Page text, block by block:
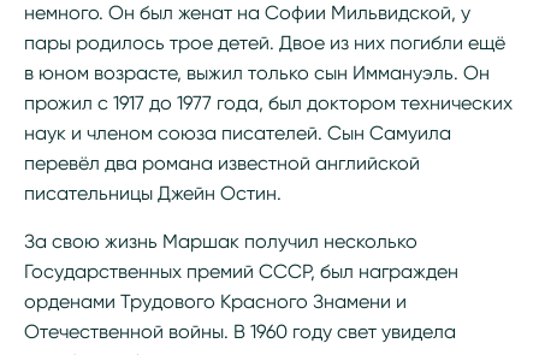
немного. Он был женат на Софии Мильвидской, у
пары родилось трое детей. Двое из них погибли ещё
в юном возрасте, выжил только сын Иммануэль. Он
прожил с 1917 до 1977 года, был доктором технических
наук и членом союза писателей. Сын Самуила
перевёл два романа известной английской
писательницы Джейн Остин.
За свою жизнь Маршак получил несколько
Государственных премий СССР, был награжден
орденами Трудового Красного Знамени и
Отечественной войны. В 1960 году свет увидела